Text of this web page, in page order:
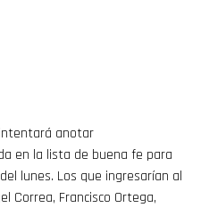
intentará anotar
en la lista de buena fe para
lunes. Los que ingresarían al
Correa, Francisco Ortega,